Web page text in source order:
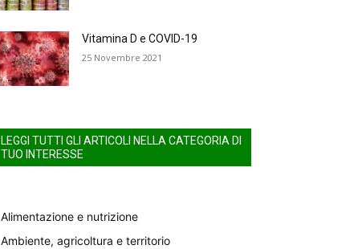
Vitamina D e COVID-19
25 Novembre 2021
LEGGI TUTTI GLI ARTICOLI NELLA CATEGORIA DI
TUO INTERESSE
Alimentazione e nutrizione
Ambiente, agricoltura e territorio